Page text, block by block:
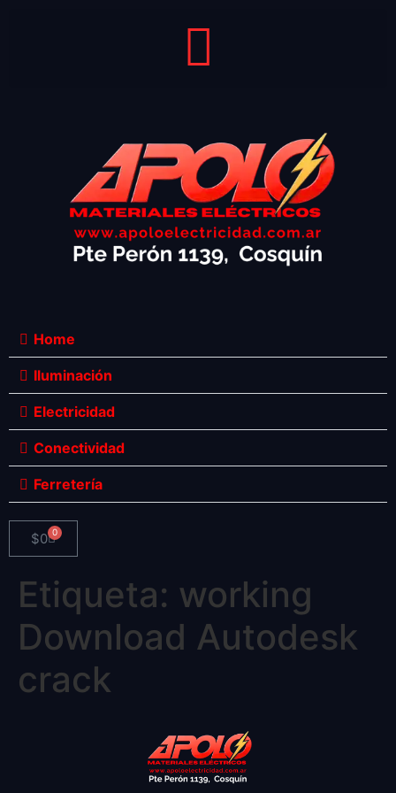
Home
Iluminación
Electricidad
Conectividad
Ferretería
$0 0
Etiqueta: working
Download Autodesk
crack